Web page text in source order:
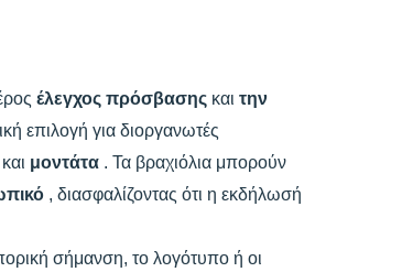
έλεγχος πρόσβασης και την
επιλογή για διοργανωτές
και μοντάτα . Τα βραχιόλια μπορούν
, διασφαλίζοντας ότι η εκδήλωσή
σήμανση, το λογότυπο ή οι